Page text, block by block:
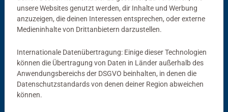
Passend dazu
unsere Websites genutzt werden, dir Inhalte und Werbung
anzuzeigen, die deinen Interessen entsprechen, oder externe
Medieninhalte von Drittanbietern darzustellen.
Internationale Datenübertragung: Einige dieser Technologien
können die Übertragung von Daten in Länder außerhalb des
Anwendungsbereichs der DSGVO beinhalten, in denen die
Datenschutzstandards von denen deiner Region abweichen
können.